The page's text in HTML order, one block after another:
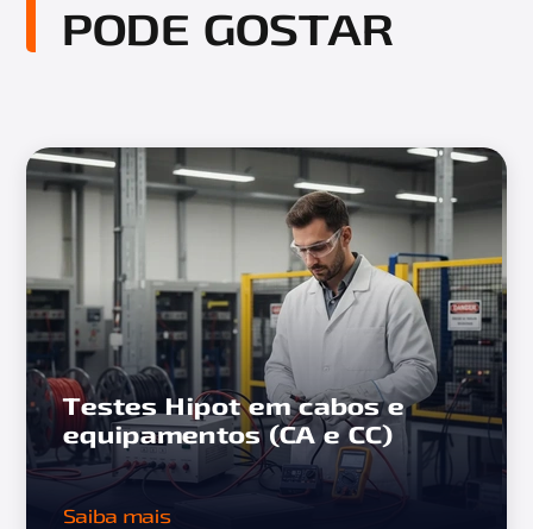
PODE GOSTAR
Testes Hipot em cabos e
equipamentos (CA e CC)
Saiba mais